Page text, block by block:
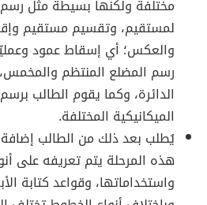
مختلفة ولكنها بسيطة مثل
لمستقيم، وتقسيم مستقيم
والعكس؛ أي إسقاط عمود
رسم المضلع المنتظم
الدائرة، وكما يقوم الطالب
الميكانيكية المختلفة.
يُطلب بعد ذلك من الطالب إضافة
هذه المرحلة يتم تعريفه على
واستخداماتها، وقواعد كتابة